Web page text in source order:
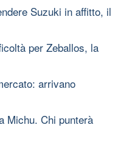
Suzuki in affitto, il
per Zeballos, la
arrivano
Michu. Chi punterà